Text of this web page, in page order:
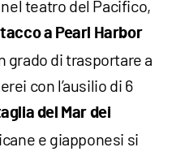
teatro del Pacifico,
a Pearl Harbor
grado di trasportare a
con l’ausilio di 6
del Mar dei
e giapponesi si